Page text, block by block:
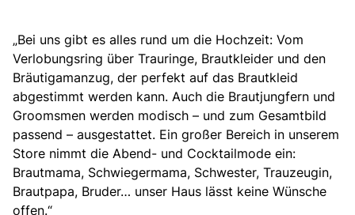
„Bei uns gibt es alles rund um die Hochzeit: Vom
Verlobungsring über Trauringe, Brautkleider und den
Bräutigamanzug, der perfekt auf das Brautkleid
abgestimmt werden kann. Auch die Brautjungfern und
Groomsmen werden modisch – und zum Gesamtbild
passend – ausgestattet. Ein großer Bereich in unserem
Store nimmt die Abend- und Cocktailmode ein:
Brautmama, Schwiegermama, Schwester, Trauzeugin,
Brautpapa, Bruder… unser Haus lässt keine Wünsche
offen.“